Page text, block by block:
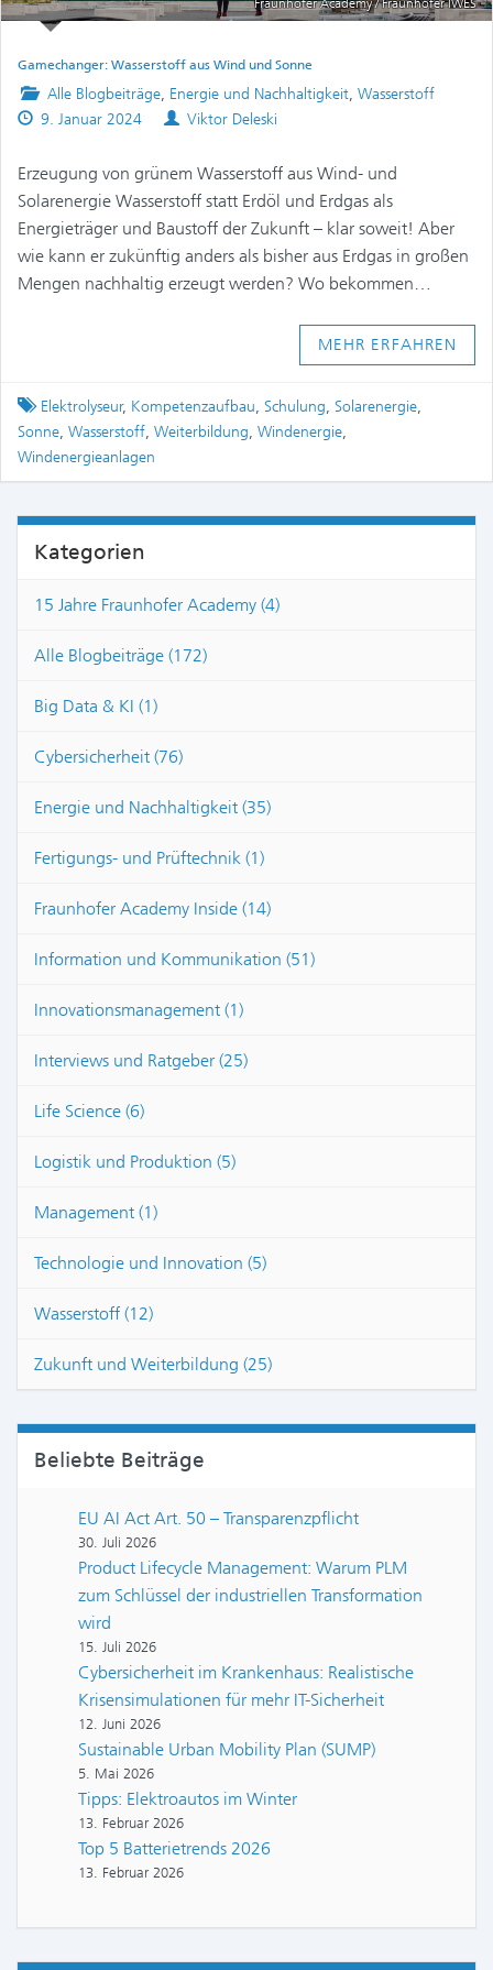
Fraunhofer Academy / Fraunhofer IWES
Gamechanger: Wasserstoff aus Wind und Sonne
Posted
in
Alle Blogbeiträge, Energie und Nachhaltigkeit, Wasserstoff
Published
9. Januar 2024 Authors
Viktor Deleski
Erzeugung von grünem Wasserstoff aus Wind- und
Solarenergie Wasserstoff statt Erdöl und Erdgas als
Energieträger und Baustoff der Zukunft – klar soweit! Aber
wie kann er zukünftig anders als bisher aus Erdgas in großen
Mengen nachhaltig erzeugt werden? Wo bekommen…
MEHR ERFAHREN
Tagged
Elektrolyseur, Kompetenzaufbau, Schulung, Solarenergie,
Sonne, Wasserstoff, Weiterbildung, Windenergie,
Windenergieanlagen
Kategorien
15 Jahre Fraunhofer Academy (4)
Alle Blogbeiträge (172)
Big Data & KI (1)
Cybersicherheit (76)
Energie und Nachhaltigkeit (35)
Fertigungs- und Prüftechnik (1)
Fraunhofer Academy Inside (14)
Information und Kommunikation (51)
Innovationsmanagement (1)
Interviews und Ratgeber (25)
Life Science (6)
Logistik und Produktion (5)
Management (1)
Technologie und Innovation (5)
Wasserstoff (12)
Zukunft und Weiterbildung (25)
Beliebte Beiträge
EU AI Act Art. 50 – Transparenzpflicht
30. Juli 2026
Product Lifecycle Management: Warum PLM
zum Schlüssel der industriellen Transformation
wird
15. Juli 2026
Cybersicherheit im Krankenhaus: Realistische
Krisensimulationen für mehr IT-Sicherheit
12. Juni 2026
Sustainable Urban Mobility Plan (SUMP)
5. Mai 2026
Tipps: Elektroautos im Winter
13. Februar 2026
Top 5 Batterietrends 2026
13. Februar 2026